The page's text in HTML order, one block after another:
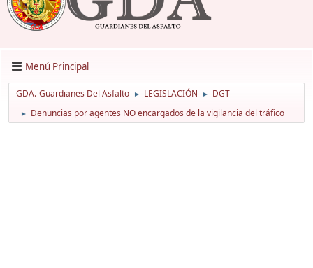
Menú Principal
GDA.-Guardianes Del Asfalto ► LEGISLACIÓN ► DGT
► Denuncias por agentes NO encargados de la vigilancia del tráfico